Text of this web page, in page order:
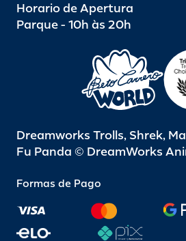
Horario de Apertura
Parque - 10h às 20h
Dreamworks Trolls, Shrek,
Fu Panda © DreamWorks
Formas de Pago